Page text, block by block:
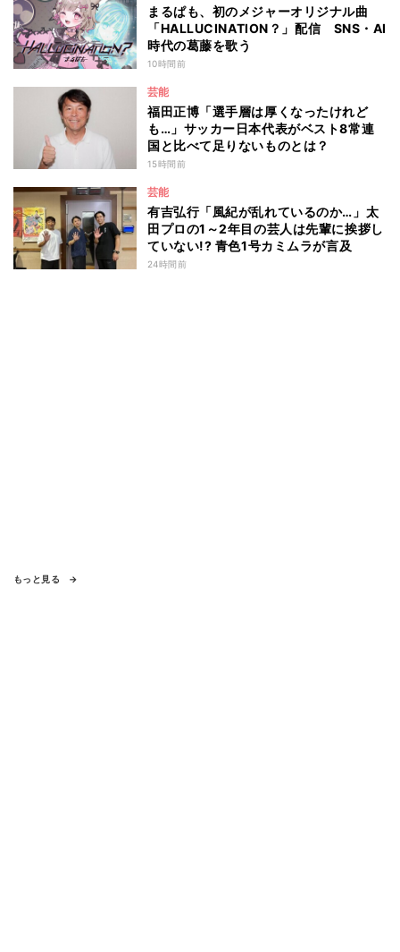
まるぱも、初のメジャーオリジナル曲
「HALLUCINATION？」配信 SNS・AI
時代の葛藤を歌う
10時間前
芸能
福田正博「選手層は厚くなったけれど
も…」サッカー日本代表がベスト8常連
国と比べて足りないものとは？
15時間前
芸能
有吉弘行「風紀が乱れているのか…」太
田プロの1～2年目の芸人は先輩に挨拶し
ていない!? 青色1号カミムラが言及
24時間前
もっと見る